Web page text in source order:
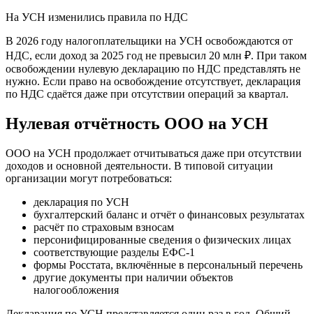
На УСН изменились правила по НДС
В 2026 году налогоплательщики на УСН освобождаются от
НДС, если доход за 2025 год не превысил 20 млн ₽. При таком
освобождении нулевую декларацию по НДС представлять не
нужно. Если право на освобождение отсутствует, декларация
по НДС сдаётся даже при отсутствии операций за квартал.
Нулевая отчётность ООО на УСН
ООО на УСН продолжает отчитываться даже при отсутствии
доходов и основной деятельности. В типовой ситуации
организации могут потребоваться:
декларация по УСН
бухгалтерский баланс и отчёт о финансовых результатах
расчёт по страховым взносам
персонифицированные сведения о физических лицах
соответствующие разделы ЕФС-1
формы Росстата, включённые в персональный перечень
другие документы при наличии объектов
налогообложения